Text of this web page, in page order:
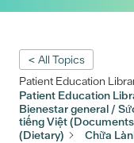
< All Topics
Patient Education
Patient Education
Bienestar general /
tiếng Việt
(Dietary)
Chữa